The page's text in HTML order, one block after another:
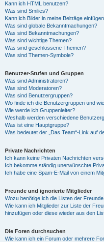
Kann ich HTML benutzen?
Was sind Smilies?
Kann ich Bilder in meine Beiträge
Was sind globale Bekanntmachungen?
Was sind Bekanntmachungen?
Was sind wichtige Themen?
Was sind geschlossene Themen?
Was sind Themen-Symbole?
Benutzer-Stufen und Gruppen
Was sind Administratoren?
Was sind Moderatoren?
Was sind Benutzergruppen?
Wo finde ich die Benutzergruppen und
Wie werde ich Gruppenleiter?
Weshalb werden verschiedene
Was ist eine Hauptgruppe?
Was bedeutet der „Das Team“-Link auf
Private Nachrichten
Ich kann keine Privaten Nachrichten
Ich bekomme ständig unerwünschte
Ich habe eine Spam-E-Mail von einem
Freunde und ignorierte Mitglieder
Wozu benötige ich die Listen der
Wie kann ich Mitglieder zur Liste der
hinzufügen oder diese wieder aus den
Die Foren durchsuchen
Wie kann ich ein Forum oder mehrere